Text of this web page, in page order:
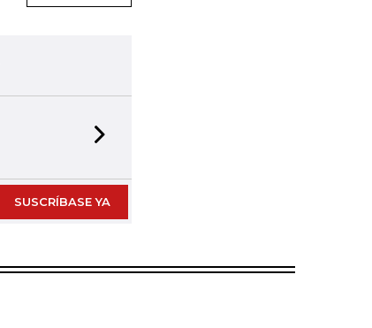
SUSCRÍBASE YA